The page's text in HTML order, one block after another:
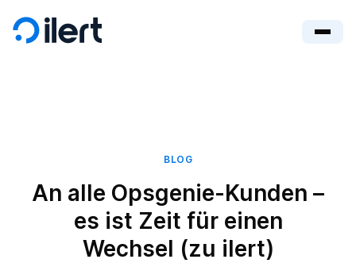
BLOG
An alle Opsgenie-Kunden –
es ist Zeit für einen
Wechsel (zu ilert)